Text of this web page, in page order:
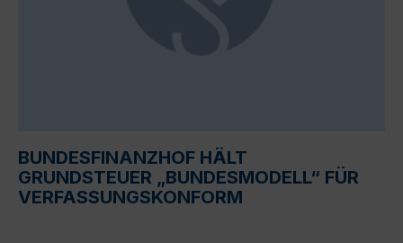
BUNDESFINANZHOF HÄLT
GRUNDSTEUER „BUNDESMODELL“ FÜR
VERFASSUNGSKONFORM